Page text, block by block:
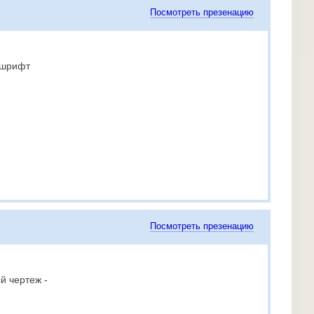
Посмотреть презенацию
Посмотреть презенацию
чертеж -